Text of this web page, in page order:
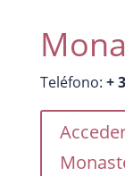
Teléfono: +